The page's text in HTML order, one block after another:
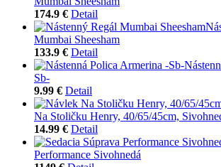
174.9 € Detail
Mumbai Sheesham
133.9 € Detail
Sb-
9.99 € Detail
Na Stoličku Henry, 40/65/45cm,
14.99 € Detail
Performance Sivohnedá